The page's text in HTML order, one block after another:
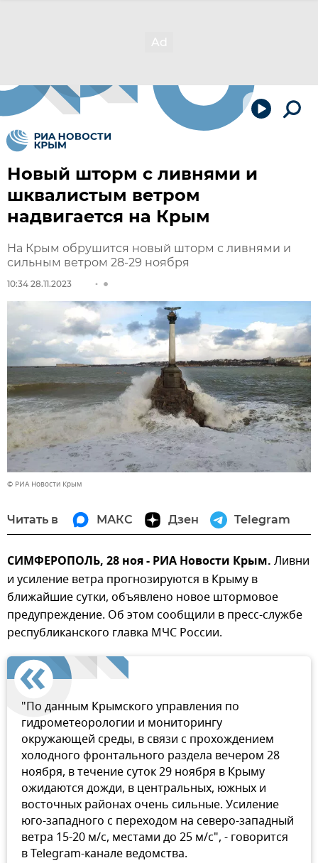
Новый шторм с ливнями и
шквалистым ветром
надвигается на Крым
На Крым обрушится новый шторм с ливнями и
сильным ветром 28-29 ноября
10:34 28.11.2023
© РИА Новости Крым
Читать в МАКС Дзен Telegram
СИМФЕРОПОЛЬ, 28 ноя - РИА Новости Крым. Ливни
и усиление ветра прогнозируются в Крыму в
ближайшие сутки, объявлено новое штормовое
предупреждение. Об этом сообщили в пресс-службе
республиканского главка МЧС России.
"По данным Крымского управления по
гидрометеорологии и мониторингу
окружающей среды, в связи с прохождением
холодного фронтального раздела вечером 28
ноября, в течение суток 29 ноября в Крыму
ожидаются дожди, в центральных, южных и
восточных районах очень сильные. Усиление
юго-западного с переходом на северо-западный
ветра 15-20 м/с, местами до 25 м/c", - говорится
в Telegram-канале ведомства.